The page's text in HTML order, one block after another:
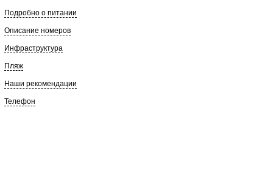
Подробно о питании
Описание номеров
Инфраструктура
Пляж
Наши рекомендации
Телефон